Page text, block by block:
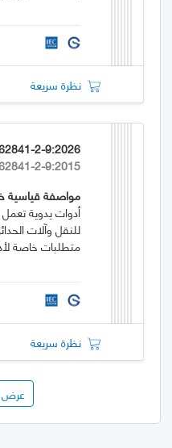
نظرة سريعة
2-9:2026
2-9:2015
مواصفة قياسية
أدوات يدوية
متطلبات خاصة
نظرة سريعة
عرض